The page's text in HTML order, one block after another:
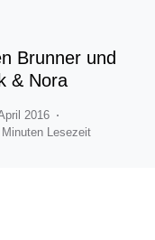
Brunner und
& Nora
2016
Lesezeit